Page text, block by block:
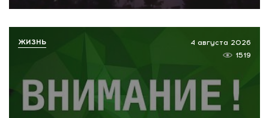
4 августа 2026
1519
ЖИЗНЬ